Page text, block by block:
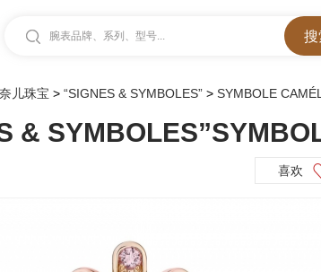
腕表品牌、系列、型号...
儿珠宝 > “SIGNES & SYMBOLES” > SYMBOLE
&
喜欢